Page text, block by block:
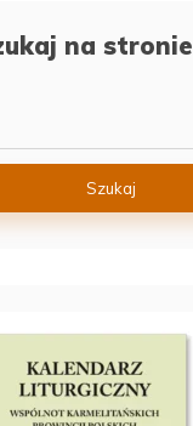
na stronie
Szukaj